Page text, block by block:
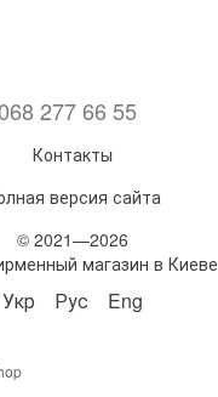
277 66 55
Контакты
версия сайта
© 2021—2026
магазин в Киеве
Укр Рус Eng